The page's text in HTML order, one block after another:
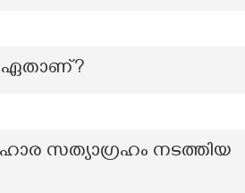
ഏതാണ്?
സത്യാഗ്രഹം നടത്തിയ